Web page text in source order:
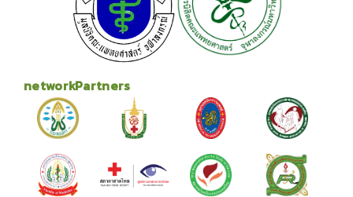
networkPartners